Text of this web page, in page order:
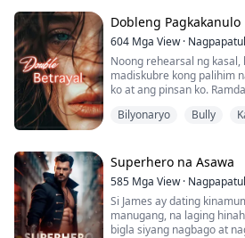
Ngayon, labing-walong
ni Sterling sa kanyang
sa lahat ng nangya...
Dobleng Pagkakanulo
604 Mga View·
Noong rehearsal ng
madiskubre kong palihim
ko at ang pinsan ko.
nagtagal, napagtanto ko
may tinatagong
Bilyonaryo Bully
Superhero na Asawa
585 Mga View·
Si James ay dating
manugang, na laging
bigla siyang nagbago at